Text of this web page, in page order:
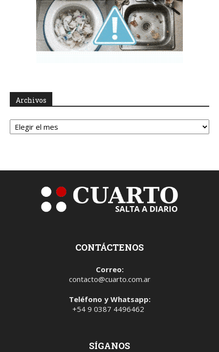
Archivos
Archivos
CONTÁCTENOS
Correo:
contacto@cuarto.com.ar
Teléfono y Whatsapp:
+54 9 0387 4496462
SÍGANOS